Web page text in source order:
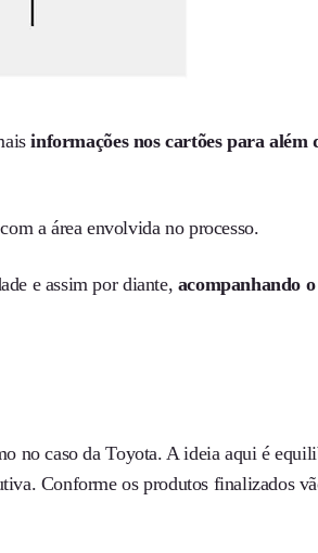
informações nos cartões para além
a área envolvida no processo.
e assim por diante, acompanhando
no caso da Toyota. A ideia aqui é
Conforme os produtos finalizados